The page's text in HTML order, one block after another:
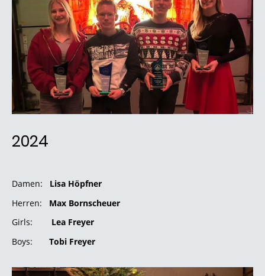
2024
Damen: Lisa Höpfner
Herren: Max Bornscheuer
Girls: Lea Freyer
Boys: Tobi Freyer